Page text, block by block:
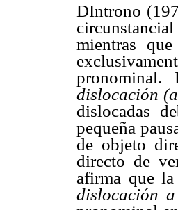
DIntrono
mientras
pronominal.
dislocación
dislocadas
pequeña
de objeto
directo de
afirma que la
dislocación